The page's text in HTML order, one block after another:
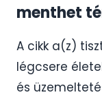
menthet
A cikk a(z)
légcsere
és